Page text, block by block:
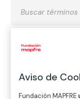
H
J
Aviso de
Fundación MAPFRE